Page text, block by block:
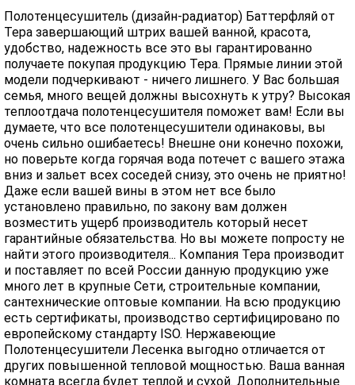
Полотенцесушитель (дизайн-радиатор) Баттерфляй от
Тера завершающий штрих вашей ванной, красота,
удобство, надежность все это вы гарантированно
получаете покупая продукцию Тера. Прямые линии этой
модели подчеркивают - ничего лишнего. У Вас большая
семья, много вещей должны высохнуть к утру? Высокая
теплоотдача полотенцесушителя поможет вам! Если вы
думаете, что все полотенцесушители одинаковы, вы
очень сильно ошибаетесь! Внешне они конечно похожи,
но поверьте когда горячая вода потечет с вашего этажа
вниз и зальет всех соседей снизу, это очень не приятно!
Даже если вашей вины в этом нет все было
установлено правильно, по закону вам должен
возместить ущерб производитель который несет
гарантийные обязательства. Но вы можете попросту не
найти этого производителя... Компания Тера производит
и поставляет по всей России данную продукцию уже
много лет в крупные Сети, строительные компании,
сантехнические оптовые компании. На всю продукцию
есть сертификаты, производство сертифицировано по
европейскому стандарту ISO. Нержавеющие
Полотенцесушители Лесенка выгодно отличается от
других повышенной тепловой мощностью. Ваша ванная
комната всегда будет теплой и сухой. Дополнительные